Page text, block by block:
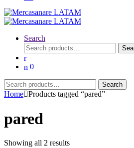
Search
Search
for:
0
Search
for:
Search
Home Products tagged “pared”
pared
Showing all 2 results